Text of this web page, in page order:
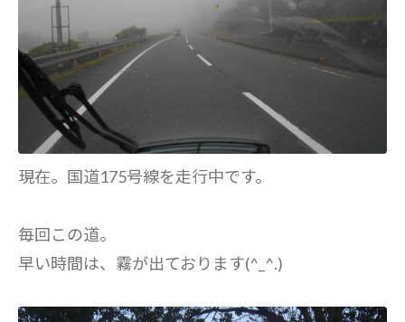
現在。国道175号線を走行中です。
毎回この道。
早い時間は、霧が出ております(^_^.)